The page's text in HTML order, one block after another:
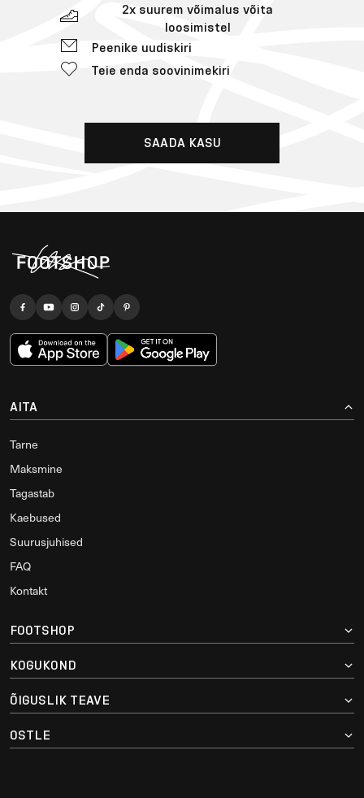
2x suurem võimalus võita
loosimistel
Peenike uudiskiri
Teie enda soovinimekiri
SAADA KASU
AITA
Tarne
Maksmine
Tagastab
Kaebused
Suurusjuhised
FAQ
Kontakt
FOOTSHOP
KOGUKOND
ÕIGUSLIK TEAVE
OSTLE